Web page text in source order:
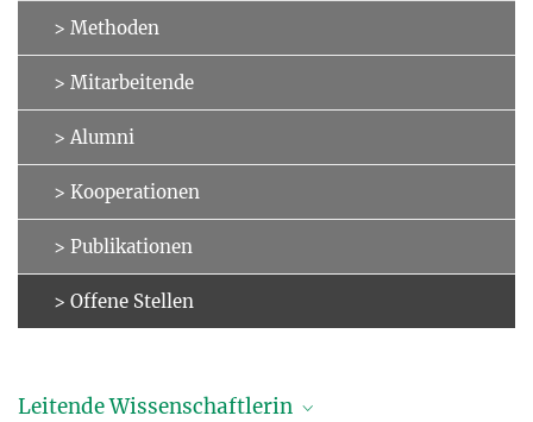
> Methoden
> Mitarbeitende
> Alumni
> Kooperationen
> Publikationen
> Offene Stellen
Leitende Wissenschaftlerin